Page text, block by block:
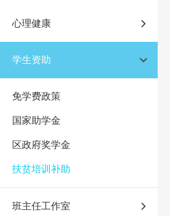
心理健康
学生资助
免学费政策
国家助学金
区政府奖学金
扶贫培训补助
班主任工作室